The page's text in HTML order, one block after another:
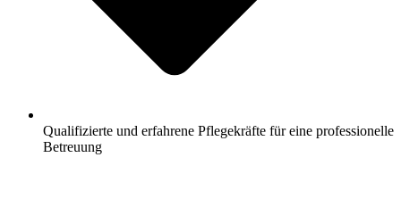
Qualifizierte und erfahrene Pflegekräfte für eine professionelle
Betreuung